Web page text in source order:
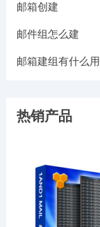
邮箱创建
邮件组怎么建
邮箱建组有什么用
热销产品